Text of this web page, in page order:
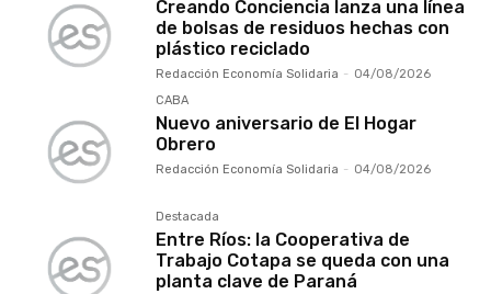
Creando Conciencia lanza una línea
de bolsas de residuos hechas con
plástico reciclado
Redacción Economía Solidaria - 04/08/2026
CABA
Nuevo aniversario de El Hogar
Obrero
Redacción Economía Solidaria - 04/08/2026
Destacada
Entre Ríos: la Cooperativa de
Trabajo Cotapa se queda con una
planta clave de Paraná